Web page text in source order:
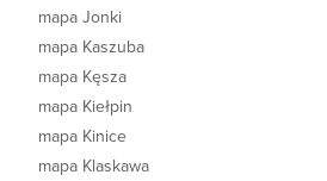
mapa Jonki
mapa Kaszuba
mapa Kęsza
mapa Kiełpin
mapa Kinice
mapa Klaskawa